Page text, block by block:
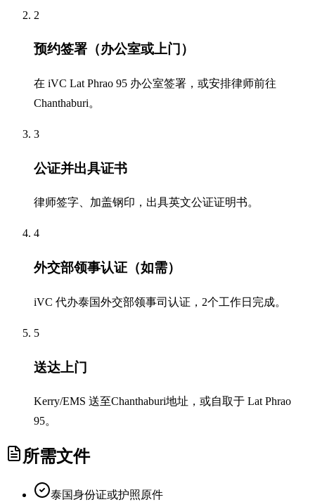
2
预约签署（办公室或上门）
在 iVC Lat Phrao 95 办公室签署，或安排律师前往
Chanthaburi。
3
公证并出具证书
律师签字、加盖钢印，出具英文公证证明书。
4
外交部领事认证（如需）
iVC 代办泰国外交部领事司认证，2个工作日完成。
5
送达上门
Kerry/EMS 送至Chanthaburi地址，或自取于 Lat Phrao
95。
所需文件
泰国身份证或护照原件